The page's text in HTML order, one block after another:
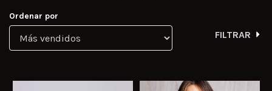
Ordenar por
FILTRAR